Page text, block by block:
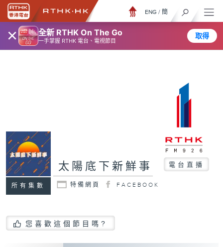
× 全新 RTHK On The Go
一手掌握 RTHK 電台、電視節目
取得
ENG / 簡
所有集數
太陽底下新鮮事 電台直播
特備網頁 FACEBOOK
您喜歡這個節目嗎?